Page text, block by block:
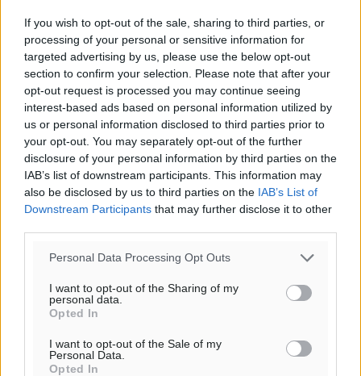
If you wish to opt-out of the sale, sharing to third parties, or
processing of your personal or sensitive information for
targeted advertising by us, please use the below opt-out
section to confirm your selection. Please note that after your
opt-out request is processed you may continue seeing
interest-based ads based on personal information utilized by
us or personal information disclosed to third parties prior to
your opt-out. You may separately opt-out of the further
disclosure of your personal information by third parties on the
IAB’s list of downstream participants. This information may
also be disclosed by us to third parties on the IAB’s List of
Downstream Participants that may further disclose it to other
Personal Data Processing Opt Outs
I want to opt-out of the Sharing of my
personal data.
Opted In
I want to opt-out of the Sale of my
Personal Data.
Opted In
11km/h
Β-ΒΑ
26
06:20
20:04
πρόγνωση:
30°
ΤΡ
28 °
ΤΕ